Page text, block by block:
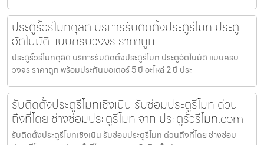
ประตูรั้วรีโมทดุสิต บริการรับติดตั้งประตูรีโมท ประตู
อัตโนมัติ แบบครบวงจร ราคาถูก
ประตูรั้วรีโมทดุสิต บริการรับติดตั้งประตูรีโมท ประตูอัตโนมัติ แบบครบ
วงจร ราคาถูก พร้อมประกันมอเตอร์ 5 ปี อะไหล่ 2 ปี ประ
รับติดตั้งประตูรีโมทเชิงเนิน รับซ่อมประตูรีโมท ด่วน
ถึงที่โดย ช่างซ่อมประตูรีโมท จาก ประตูรั้วรีโมท.com
รับติดตั้งประตูรีโมทเชิงเนิน รับซ่อมประตูรีโมท ด่วนถึงที่โดย ช่างซ่อม